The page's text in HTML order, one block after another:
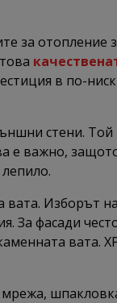
за отопление
в по-
стени.
е важно,
Изборът
фасади
вата.